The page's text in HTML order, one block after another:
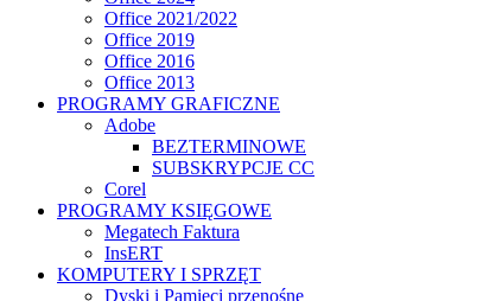
Office 2021/2022
Office 2019
Office 2016
Office 2013
PROGRAMY GRAFICZNE
Adobe
BEZTERMINOWE
SUBSKRYPCJE CC
Corel
PROGRAMY KSIĘGOWE
Megatech Faktura
InsERT
KOMPUTERY I SPRZĘT
Dyski i Pamięci przenośne